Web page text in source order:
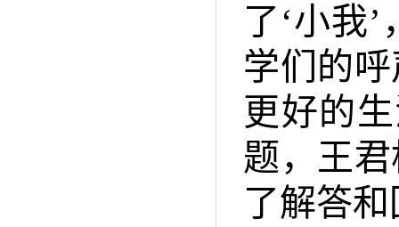
了‘小我
学们的
更好的
题，王
了解答